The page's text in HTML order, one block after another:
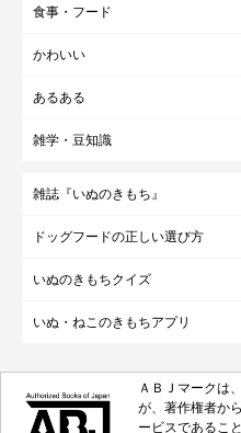
食事・フード
かわいい
あるある
雑学・豆知識
雑誌『いぬのきもち』
ドッグフードの正しい選び方
いぬのきもちクイズ
いぬ・ねこのきもちアプリ
ＡＢＪマークは
が、著作権者か
ービスであるこ